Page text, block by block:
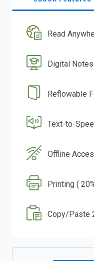
Read
Digital
Reflowable
Text-to-
Offline
Printing (
Copy/Paste